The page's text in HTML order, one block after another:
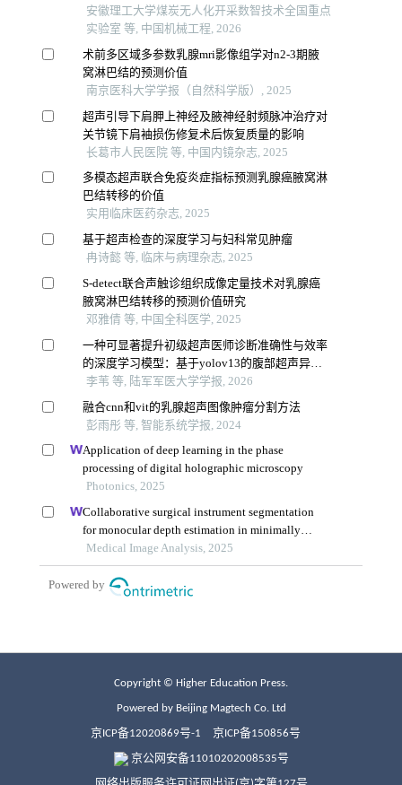
Copyright © Higher Education Press.
Powered by Beijing Magtech Co. Ltd
京ICP备12020869号-1 京ICP备150856号
京公网安备11010202008535号